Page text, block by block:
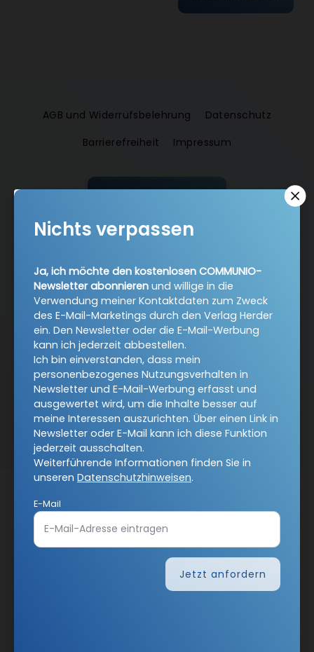
AGB und Widerrufsbelehrung
Datenschutz
Barrierefreiheit
Impressum
Vertrag widerrufen
Abo online kündigen
Nach oben
Nichts verpassen
Ja, ich möchte den kostenlosen COMMUNIO-
Newsletter abonnieren und willige in die
Verwendung meiner Kontaktdaten zum Zweck
des E-Mail-Marketings durch den Verlag Herder
ein. Den Newsletter oder die E-Mail-Werbung
kann ich jederzeit abbestellen.
Ich bin einverstanden, dass mein
personenbezogenes Nutzungsverhalten in
Newsletter und E-Mail-Werbung erfasst und
ausgewertet wird, um die Inhalte besser auf
meine Interessen auszurichten. Über einen Link in
Newsletter oder E-Mail kann ich diese Funktion
jederzeit ausschalten.
Weiterführende Informationen finden Sie in
unseren Datenschutzhinweisen.
E-Mail
Jetzt anfordern